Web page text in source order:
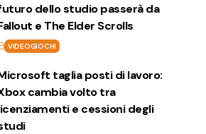
dello studio passerà da
e The Elder Scrolls
VIDEOGIOCHI
taglia posti di lavoro:
cambia volto tra
e cessioni degli